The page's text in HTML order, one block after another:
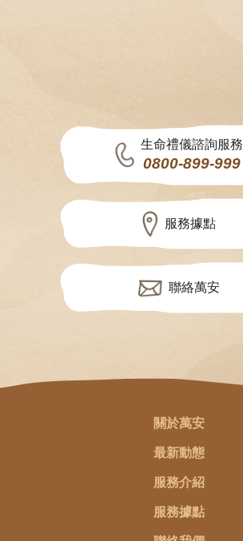
生命禮儀諮詢服務
0800-899-999
服務據點
聯絡萬安
關於萬安
最新動態
服務介紹
服務據點